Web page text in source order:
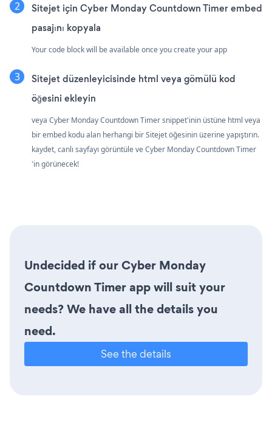
Sitejet için Cyber Monday Countdown Timer embed
pasajını kopyala
Your code block will be available once you create your app
Sitejet düzenleyicisinde html veya gömülü kod
öğesini ekleyin
veya Cyber Monday Countdown Timer snippet'inin üstüne html veya
bir embed kodu alan herhangi bir Sitejet öğesinin üzerine yapıştırın.
kaydet, canlı sayfayı görüntüle ve Cyber Monday Countdown Timer
'in görünecek!
Undecided if our Cyber Monday
Countdown Timer app will suit your
needs? We have all the details you
need.
See the details